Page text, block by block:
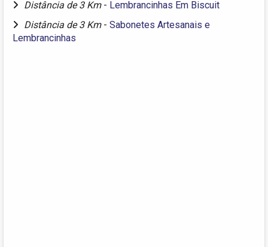
Distância de 3 Km - Lembrancinhas Em Biscuit
Distância de 3 Km - Sabonetes Artesanais e
Lembrancinhas